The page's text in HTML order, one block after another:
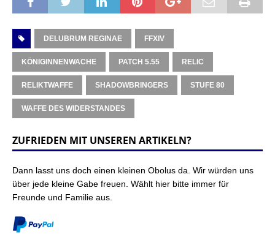
DELUBRUM REGINAE FFXIV
KÖNIGINNENWACHE PATCH 5.55 RELIC
RELIKTWAFFE SHADOWBRINGERS STUFE 80
WAFFE DES WIDERSTANDES
ZUFRIEDEN MIT UNSEREN ARTIKELN?
Dann lasst uns doch einen kleinen Obolus da. Wir würden uns
über jede kleine Gabe freuen. Wählt hier bitte immer für
Freunde und Familie aus.